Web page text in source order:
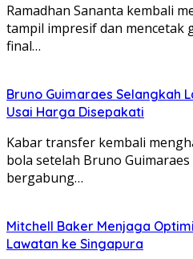
Ramadhan Sananta kembali
tampil impresif dan mencetak
final…
Bruno Guimaraes Selangkah
Usai Harga Disepakati
Kabar transfer kembali
bola setelah Bruno
bergabung…
Mitchell Baker Menjaga
Lawatan ke Singapura